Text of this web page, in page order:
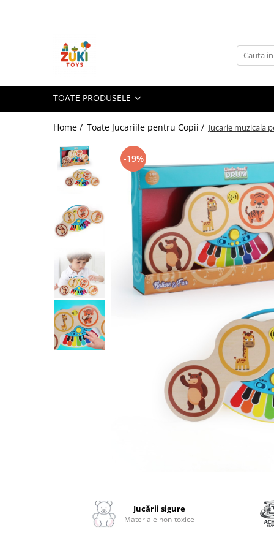
Toate Produsele
Jucarii pentru calatorii
Recomandari Zuki
Cadouri pentru Copii
Cadouri Aniversare
Cadouri de Sarbatori
Cadouri dupa Buget
Cadouri sub 59 lei
Cadouri sub 99 lei
Cadouri sub 149 lei
Jucarii pe Varsta Copilului
Carusele & Jucarii pentru Patut
Corturi & Spatii de Joaca
TOATE PRODUSELE
Home / Toate Jucariile pentru Copii / Jucarie muzicala
-19%
Jucării sigure
Materiale non-toxice